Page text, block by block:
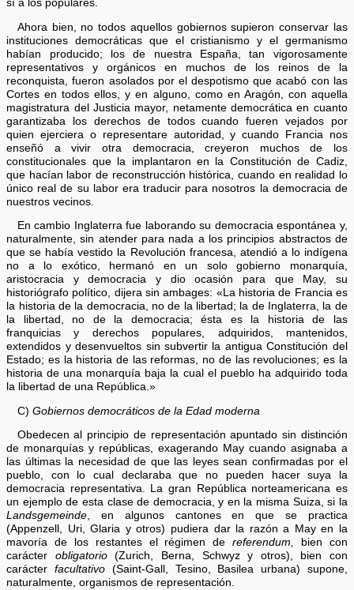
sí a los populares.
Ahora bien, no todos aquellos gobiernos supieron conservar las
instituciones democráticas que el cristianismo y el germanismo
habían producido; los de nuestra España, tan vigorosamente
representativos y orgánicos en muchos de los reinos de la
reconquista, fueron asolados por el despotismo que acabó con las
Cortes en todos ellos, y en alguno, como en Aragón, con aquella
magistratura del Justicia mayor, netamente democrática en cuanto
garantizaba los derechos de todos cuando fueren vejados por
quien ejerciera o representare autoridad, y cuando Francia nos
enseñó a vivir otra democracia, creyeron muchos de los
constitucionales que la implantaron en la Constitución de Cadiz,
que hacían labor de reconstrucción histórica, cuando en realidad lo
único real de su labor era traducir para nosotros la democracia de
nuestros vecinos.
En cambio Inglaterra fue laborando su democracia espontánea y,
naturalmente, sin atender para nada a los principios abstractos de
que se había vestido la Revolución francesa, atendió a lo indígena
no a lo exótico, hermanó en un solo gobierno monarquía,
aristocracia y democracia y dio ocasión para que May, su
historiógrafo político, dijera sin ambages: «La historia de Francia es
la historia de la democracia, no de la libertad; la de Inglaterra, la de
la libertad, no de la democracia; ésta es la historia de las
franquicias y derechos populares, adquiridos, mantenidos,
extendidos y desenvueltos sin subvertir la antigua Constitución del
Estado; es la historia de las reformas, no de las revoluciones; es la
historia de una monarquía baja la cual el pueblo ha adquirido toda
la libertad de una República.»
C) Gobiernos democráticos de la Edad moderna
Obedecen al principio de representación apuntado sin distinción
de monarquías y repúblicas, exagerando May cuando asignaba a
las últimas la necesidad de que las leyes sean confirmadas por el
pueblo, con lo cual declaraba que no pueden hacer suya la
democracia representativa. La gran República norteamericana es
un ejemplo de esta clase de democracia, y en la misma Suiza, si la
Landsgemeinde, en algunos cantones en que se practica
(Appenzell, Uri, Glaria y otros) pudiera dar la razón a May en la
mavoría de los restantes el régimen dereferendum, bien con
carácter obligatorio(Zurich, Berna, Schwyz y otros), bien con
carácter facultativo(Saint-Gall, Tesino, Basilea urbana) supone,
naturalmente, organismos de representación.